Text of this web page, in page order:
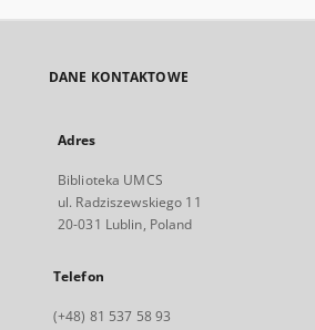
DANE KONTAKTOWE
Adres
Biblioteka UMCS
ul. Radziszewskiego 11
20-031 Lublin, Poland
Telefon
(+48) 81 537 58 93